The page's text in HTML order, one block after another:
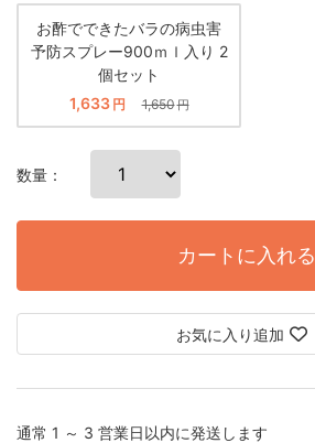
お酢でできたバラの病虫害
予防スプレー900ｍｌ入り 2
個セット
1,633 円 1,650円
数量：
カートに入れる
お気に入り追加
通常 1 ～ 3 営業日以内に発送します